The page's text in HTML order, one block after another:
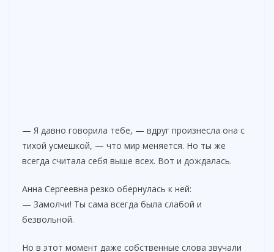
— Я давно говорила тебе, — вдруг произнесла она с
тихой усмешкой, — что мир меняется. Но ты же
всегда считала себя выше всех. Вот и дождалась.
Анна Сергеевна резко обернулась к ней:
— Замолчи! Ты сама всегда была слабой и
безвольной.
Но в этот момент даже собственные слова звучали